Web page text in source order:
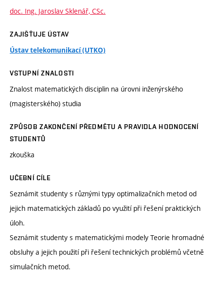
doc. Ing. Jaroslav Sklenář, CSc.
ZAJIŠŤUJE ÚSTAV
Ústav telekomunikací (UTKO)
VSTUPNÍ ZNALOSTI
Znalost matematických disciplin na úrovni inženýrského
(magisterského) studia
ZPŮSOB ZAKONČENÍ PŘEDMĚTU A PRAVIDLA HODNOCENÍ
STUDENTŮ
zkouška
UČEBNÍ CÍLE
Seznámit studenty s různými typy optimalizačních metod od
jejich matematických základů po využití při řešení praktických
úloh.
Seznámit studenty s matematickými modely Teorie hromadné
obsluhy a jejich použití při řešení technických problémů včetně
simulačních metod.